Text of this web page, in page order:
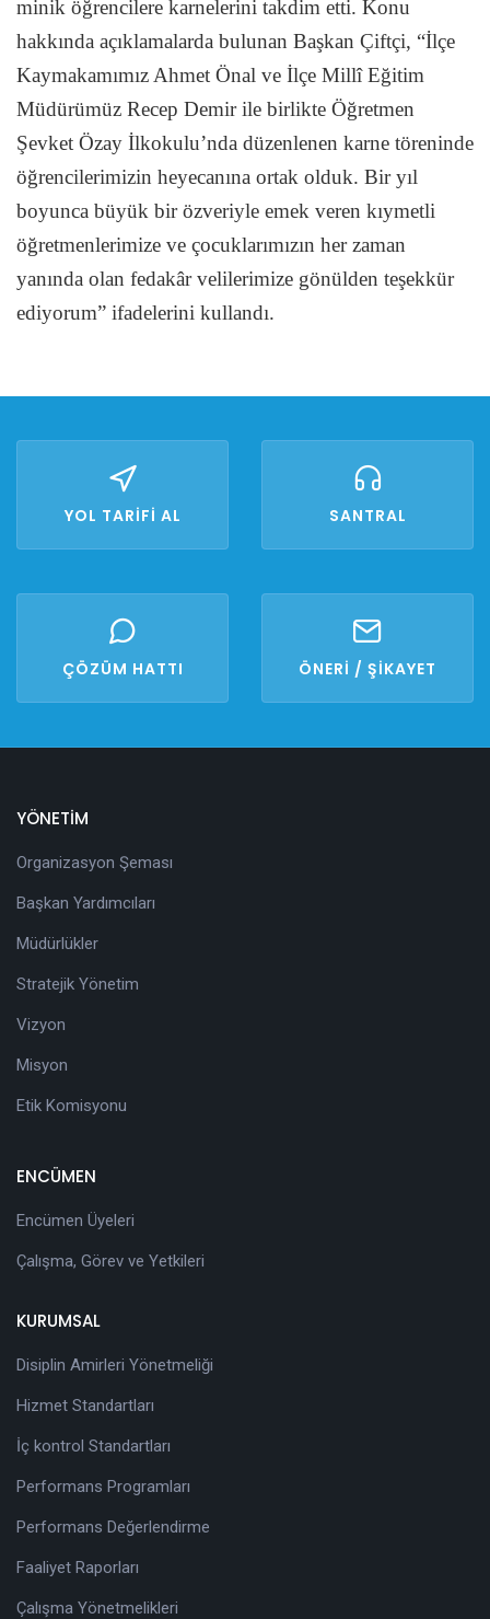
minik öğrencilere karnelerini takdim etti. Konu
hakkında açıklamalarda bulunan Başkan Çiftçi, “İlçe
Kaymakamımız Ahmet Önal ve İlçe Millî Eğitim
Müdürümüz Recep Demir ile birlikte Öğretmen
Şevket Özay İlkokulu’nda düzenlenen karne töreninde
öğrencilerimizin heyecanına ortak olduk. Bir yıl
boyunca büyük bir özveriyle emek veren kıymetli
öğretmenlerimize ve çocuklarımızın her zaman
yanında olan fedakâr velilerimize gönülden teşekkür
ediyorum” ifadelerini kullandı.
YOL TARİFİ AL SANTRAL
ÇÖZÜM HATTI ÖNERİ / ŞİKAYET
YÖNETİM
Organizasyon Şeması
Başkan Yardımcıları
Müdürlükler
Stratejik Yönetim
Vizyon
Misyon
Etik Komisyonu
ENCÜMEN
Encümen Üyeleri
Çalışma, Görev ve Yetkileri
KURUMSAL
Disiplin Amirleri Yönetmeliği
Hizmet Standartları
İç kontrol Standartları
Performans Programları
Performans Değerlendirme
Faaliyet Raporları
Çalışma Yönetmelikleri